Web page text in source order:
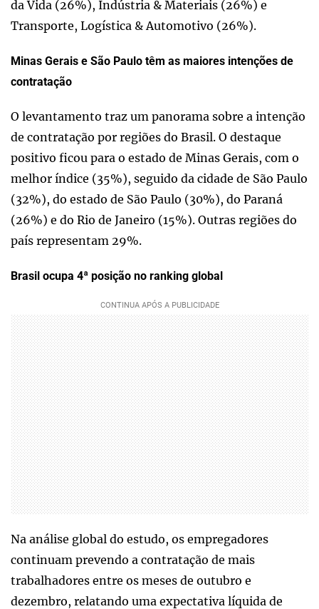
da Vida (26%), Indústria & Materiais (26%) e
Transporte, Logística & Automotivo (26%).
Minas Gerais e São Paulo têm as maiores intenções de
contratação
O levantamento traz um panorama sobre a intenção
de contratação por regiões do Brasil. O destaque
positivo ficou para o estado de Minas Gerais, com o
melhor índice (35%), seguido da cidade de São Paulo
(32%), do estado de São Paulo (30%), do Paraná
(26%) e do Rio de Janeiro (15%). Outras regiões do
país representam 29%.
Brasil ocupa 4ª posição no ranking global
Na análise global do estudo, os empregadores
continuam prevendo a contratação de mais
trabalhadores entre os meses de outubro e
dezembro, relatando uma expectativa líquida de